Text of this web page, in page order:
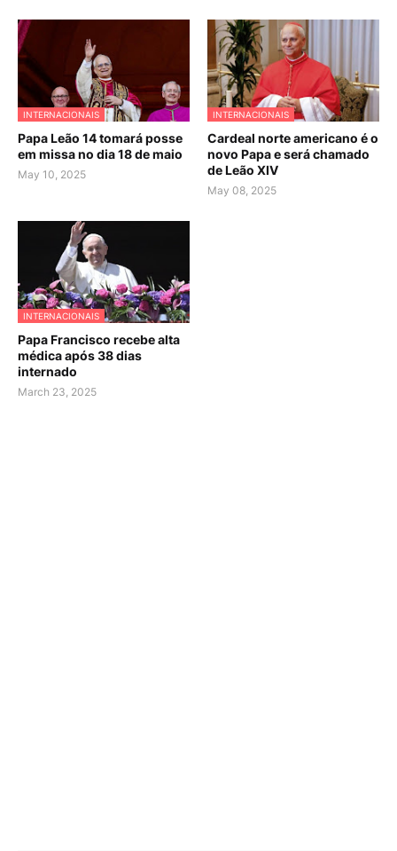
INTERNACIONAIS
Papa Leão 14 tomará posse
em missa no dia 18 de maio
May 10, 2025
INTERNACIONAIS
Cardeal norte americano é o
novo Papa e será chamado
de Leão XIV
May 08, 2025
INTERNACIONAIS
Papa Francisco recebe alta
médica após 38 dias
internado
March 23, 2025